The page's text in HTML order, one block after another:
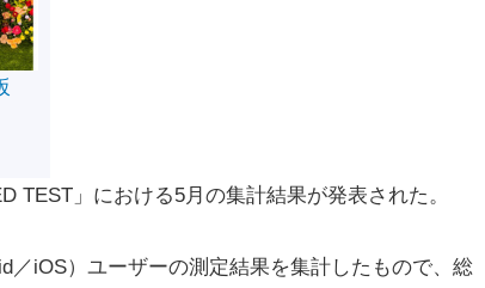
」における5月の集計結果が発表された。
iOS）ユーザーの測定結果を集計したもので、総